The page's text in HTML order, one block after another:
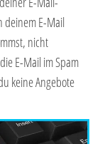
deinem E-Mail
nicht
E-Mail im Spam
keine Angebote